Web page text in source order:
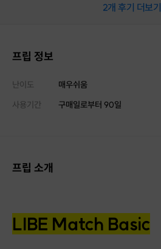
2개 후기 더보기
프립 정보
난이도
매우쉬움
사용기간
구매일로부터 90일
프립 소개
LIBE Match Basic